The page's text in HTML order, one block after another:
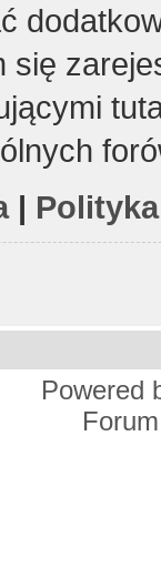
|
Powered